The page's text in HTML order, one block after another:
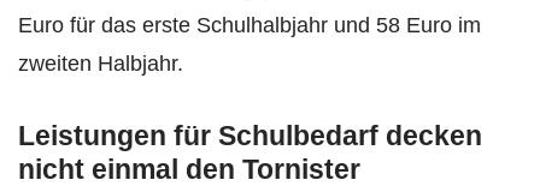
Euro für das erste Schulhalbjahr und 58 Euro im
zweiten Halbjahr.
Leistungen für Schulbedarf decken
nicht einmal den Tornister